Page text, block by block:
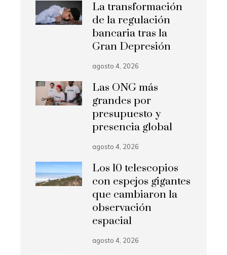
La transformación
de la regulación
bancaria tras la
Gran Depresión
agosto 4, 2026
Las ONG más
grandes por
presupuesto y
presencia global
agosto 4, 2026
Los 10 telescopios
con espejos gigantes
que cambiaron la
observación
espacial
agosto 4, 2026